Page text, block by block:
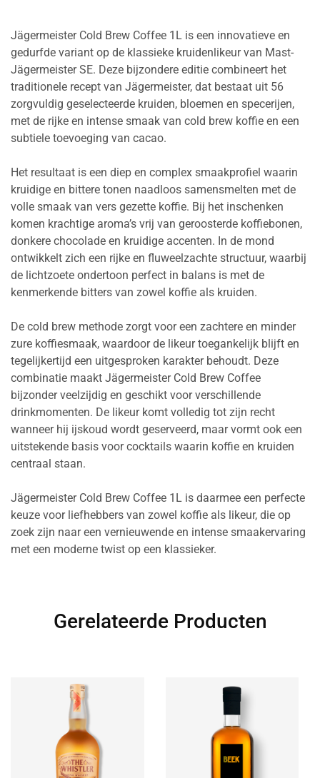
Jägermeister Cold Brew Coffee 1L is een innovatieve en
gedurfde variant op de klassieke kruidenlikeur van Mast-
Jägermeister SE. Deze bijzondere editie combineert het
traditionele recept van Jägermeister, dat bestaat uit 56
zorgvuldig geselecteerde kruiden, bloemen en specerijen,
met de rijke en intense smaak van cold brew koffie en een
subtiele toevoeging van cacao.
Het resultaat is een diep en complex smaakprofiel waarin
kruidige en bittere tonen naadloos samensmelten met de
volle smaak van vers gezette koffie. Bij het inschenken
komen krachtige aroma’s vrij van geroosterde koffiebonen,
donkere chocolade en kruidige accenten. In de mond
ontwikkelt zich een rijke en fluweelzachte structuur, waarbij
de lichtzoete ondertoon perfect in balans is met de
kenmerkende bitters van zowel koffie als kruiden.
De cold brew methode zorgt voor een zachtere en minder
zure koffiesmaak, waardoor de likeur toegankelijk blijft en
tegelijkertijd een uitgesproken karakter behoudt. Deze
combinatie maakt Jägermeister Cold Brew Coffee
bijzonder veelzijdig en geschikt voor verschillende
drinkmomenten. De likeur komt volledig tot zijn recht
wanneer hij ijskoud wordt geserveerd, maar vormt ook een
uitstekende basis voor cocktails waarin koffie en kruiden
centraal staan.
Jägermeister Cold Brew Coffee 1L is daarmee een perfecte
keuze voor liefhebbers van zowel koffie als likeur, die op
zoek zijn naar een vernieuwende en intense smaakervaring
met een moderne twist op een klassieker.
Gerelateerde Producten